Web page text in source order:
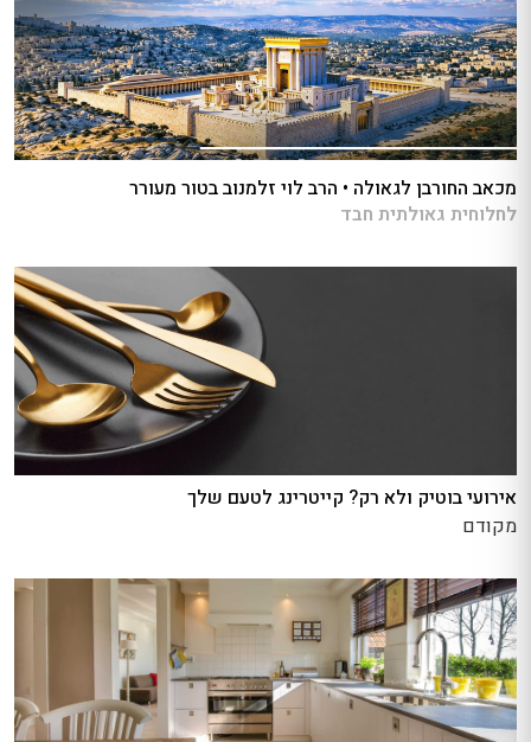
מכאב החורבן לגאולה • הרב לוי זלמנוב בטור מעורר
לחלוחית גאולתית חבד
אירועי בוטיק ולא רק? קייטרינג לטעם שלך
מקודם